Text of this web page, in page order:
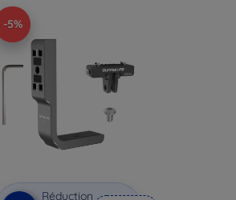
-5%
Réduction